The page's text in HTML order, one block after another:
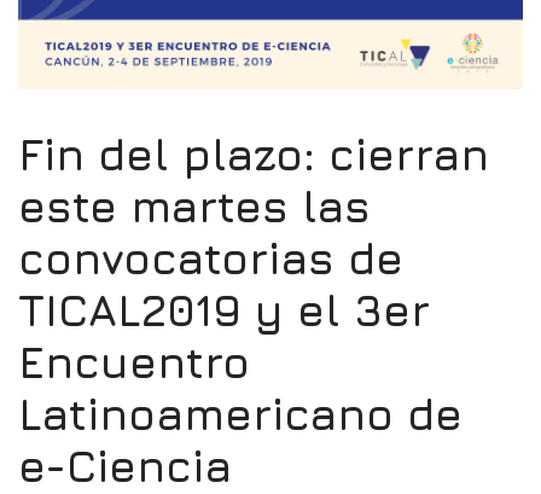
Fin del plazo: cierran
este martes las
convocatorias de
TICAL2019 y el 3er
Encuentro
Latinoamericano de
e-Ciencia